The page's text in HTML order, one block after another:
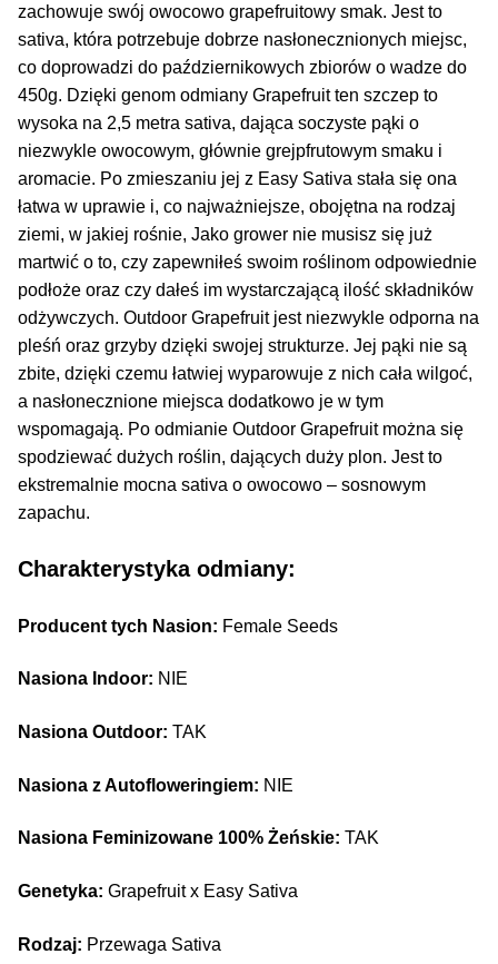
Informacje
Rozwiń
menu
Blog
Rozwiń
GRATIS
PROMOCJA 500 Plus
Harmonogram Outdoor
Formy i Koszt Wysyłki
Odbiór Osobisty
Kontakt
zachowuje swój owocowo grapefruitowy smak. Jest to
sativa, która potrzebuje dobrze nasłonecznionych miejsc,
co doprowadzi do październikowych zbiorów o wadze do
450g. Dzięki genom odmiany Grapefruit ten szczep to
wysoka na 2,5 metra sativa, dająca soczyste pąki o
niezwykle owocowym, głównie grejpfrutowym smaku i
aromacie. Po zmieszaniu jej z Easy Sativa stała się ona
łatwa w uprawie i, co najważniejsze, obojętna na rodzaj
ziemi, w jakiej rośnie, Jako grower nie musisz się już
martwić o to, czy zapewniłeś swoim roślinom odpowiednie
podłoże oraz czy dałeś im wystarczającą ilość składników
odżywczych. Outdoor Grapefruit jest niezwykle odporna na
pleśń oraz grzyby dzięki swojej strukturze. Jej pąki nie są
zbite, dzięki czemu łatwiej wyparowuje z nich cała wilgoć,
a nasłonecznione miejsca dodatkowo je w tym
wspomagają. Po odmianie Outdoor Grapefruit można się
spodziewać dużych roślin, dających duży plon. Jest to
ekstremalnie mocna sativa o owocowo – sosnowym
zapachu.
Charakterystyka odmiany:
Producent tych Nasion: Female Seeds
Nasiona Indoor: NIE
Nasiona Outdoor: TAK
Nasiona z Autofloweringiem: NIE
Nasiona Feminizowane 100% Żeńskie: TAK
Genetyka: Grapefruit x Easy Sativa
Rodzaj: Przewaga Sativa